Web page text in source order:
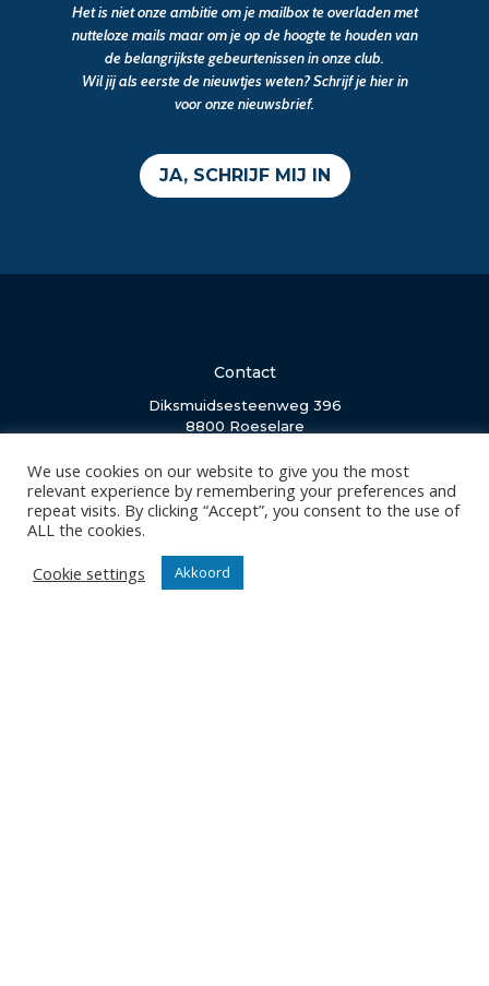
Het is niet onze ambitie om je mailbox te overladen met
nutteloze mails maar om je op de hoogte te houden van
de belangrijkste gebeurtenissen in onze club.
Wil jij als eerste de nieuwtjes weten? Schrijf je hier in
voor onze nieuwsbrief.
JA, SCHRIJF MIJ IN
Contact
Diksmuidsesteenweg 396
8800 Roeselare
Club
Team
We use cookies on our website to give you the most
relevant experience by remembering your preferences and
repeat visits. By clicking “Accept”, you consent to the use of
ALL the cookies.
Cookie settings
Akkoord